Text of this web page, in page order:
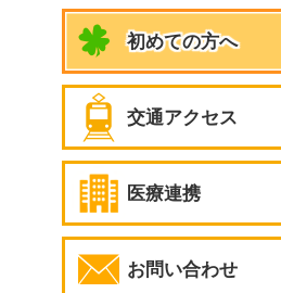
初めての方へ
交通アクセス
医療連携
お問い合わせ